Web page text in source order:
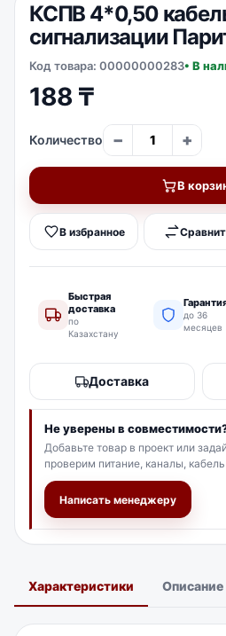
КСПВ 4*0,50
сигнализации
Код товара: 00000000283• В
188 ₸
Количество − +
В
В избранное
Быстрая
доставка
по
Казахстану
до 36
месяцев
Доставка
Не уверены в
Добавьте товар в проект или
проверим питание, каналы,
Написать менеджеру
Характеристики Описание